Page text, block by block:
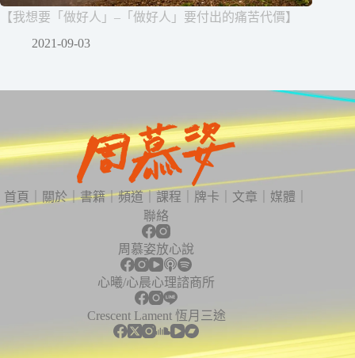
【我想要「做好人」–「做好人」要付出的痛苦代價】
2021-09-03
首頁 關於｜書籍｜頻道｜課程 牌卡 文章 ｜媒體
聯絡
周慕姿放心說
心曦/心晨心理諮商所
Crescent Lament 恆月三途